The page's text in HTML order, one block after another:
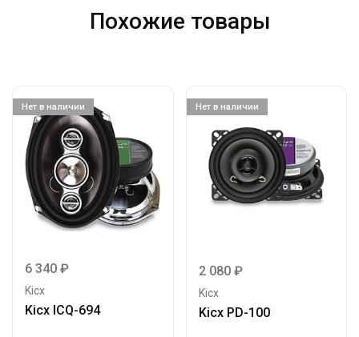
Похожие товары
Нет в наличии
6 340 ₽
Kicx
Kicx ICQ-694
Нет в наличии
2 080 ₽
Kicx
Kicx PD-100